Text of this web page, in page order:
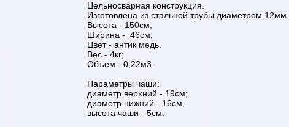
Цельносварная конструкция.
Изготовлена из стальной трубы диаметром 12мм.
Высота - 150см;
Ширина - 46см;
Цвет - антик медь.
Вес - 4кг;
Объем - 0,22м3.
Параметры чаши:
диаметр верхний - 19см;
диаметр нижний - 16см,
высота чаши - 5см.